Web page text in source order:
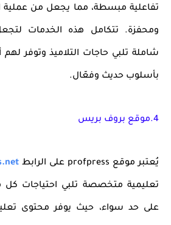
تفاعلية مبسطة، مما يجعل من
ومحفزة. تتكامل هذه الخدمات
شاملة تلبي حاجات التلاميذ وتوفر لهم
بأسلوب حديث وفعّال.
4.موقع بروف بريس
يُعتبر موقع profpress على الرابط
تعليمية متخصصة تلبي احتياجات كل
على حد سواء، حيث يوفر محتوى